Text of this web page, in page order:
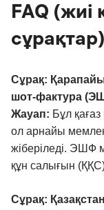
FAQ (жиі
сұрақтар)
Сұрақ:
шот-фактура
Жауап: Бұл
ол арнайы
жіберіледі. ЭШФ
құн салығын
Сұрақ: